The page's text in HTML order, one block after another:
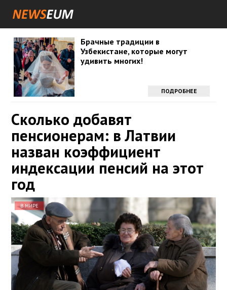
Брачные традиции в
Узбекистане, которые могут
удивить многих!
ПОДРОБНЕЕ
Сколько добавят
пенсионерам: в Латвии
назван коэффициент
индексации пенсий на этот
год
В МИРЕ